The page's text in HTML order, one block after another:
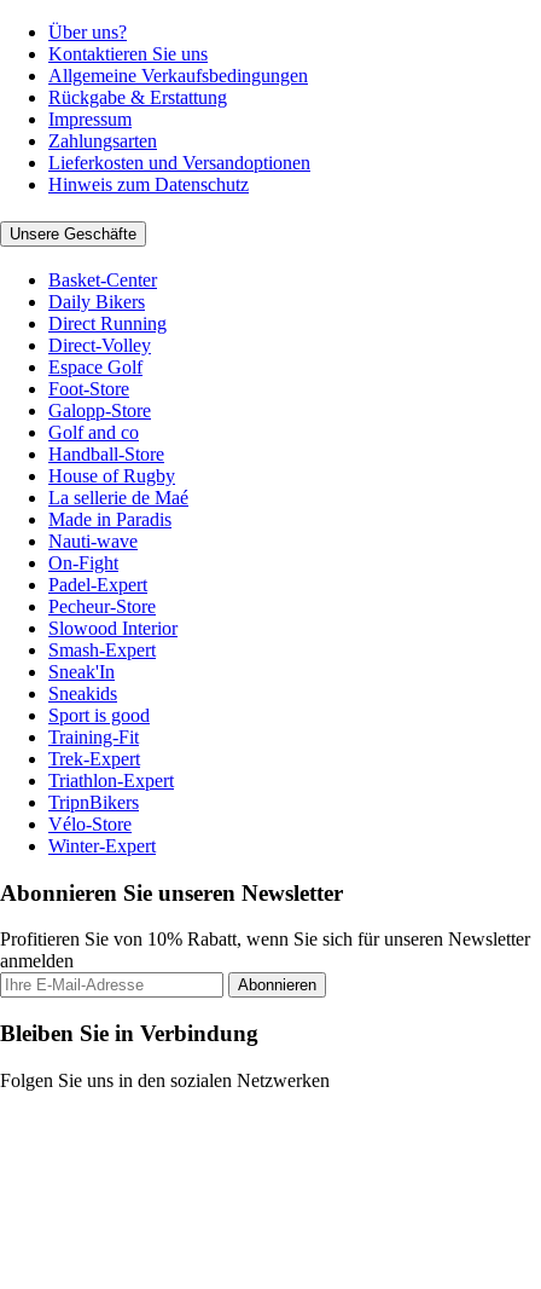
Über uns?
Kontaktieren Sie uns
Allgemeine Verkaufsbedingungen
Rückgabe & Erstattung
Impressum
Zahlungsarten
Lieferkosten und Versandoptionen
Hinweis zum Datenschutz
Unsere Geschäfte
Basket-Center
Daily Bikers
Direct Running
Direct-Volley
Espace Golf
Foot-Store
Galopp-Store
Golf and co
Handball-Store
House of Rugby
La sellerie de Maé
Made in Paradis
Nauti-wave
On-Fight
Padel-Expert
Pecheur-Store
Slowood Interior
Smash-Expert
Sneak'In
Sneakids
Sport is good
Training-Fit
Trek-Expert
Triathlon-Expert
TripnBikers
Vélo-Store
Winter-Expert
Abonnieren Sie unseren Newsletter
Profitieren Sie von 10% Rabatt, wenn Sie sich für unseren Newsletter
anmelden
Abonnieren
Bleiben Sie in Verbindung
Folgen Sie uns in den sozialen Netzwerken